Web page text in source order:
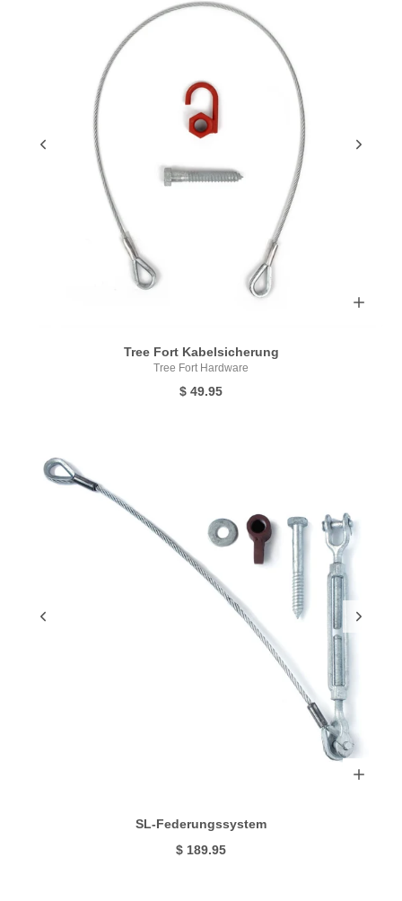
Tree Fort Kabelsicherung
Tree Fort Hardware
$ 49.95
SL-Federungssystem
$ 189.95